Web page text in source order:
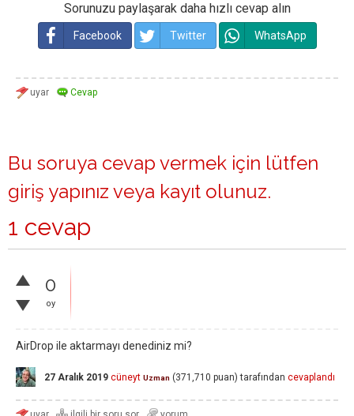
Sorunuzu paylaşarak daha hızlı cevap alın
Facebook Twitter WhatsApp
Bu soruya cevap vermek için lütfen
giriş yapınız veya kayıt olunuz.
1 cevap
0
oy
AirDrop ile aktarmayı denediniz mi?
27 Aralık 2019 cüneyt Uzman (371,710 puan) tarafından cevaplandı